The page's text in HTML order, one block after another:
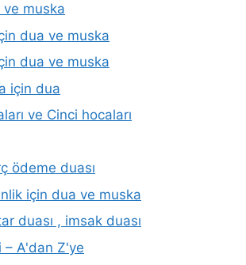
muska
dua ve muska
dua ve muska
için dua
ve Cinci hocaları
ödeme duası
için dua ve muska
duası , imsak duası
– A'dan Z'ye